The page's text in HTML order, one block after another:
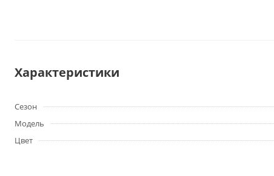
Характеристики
Сезон
Модель
Цвет